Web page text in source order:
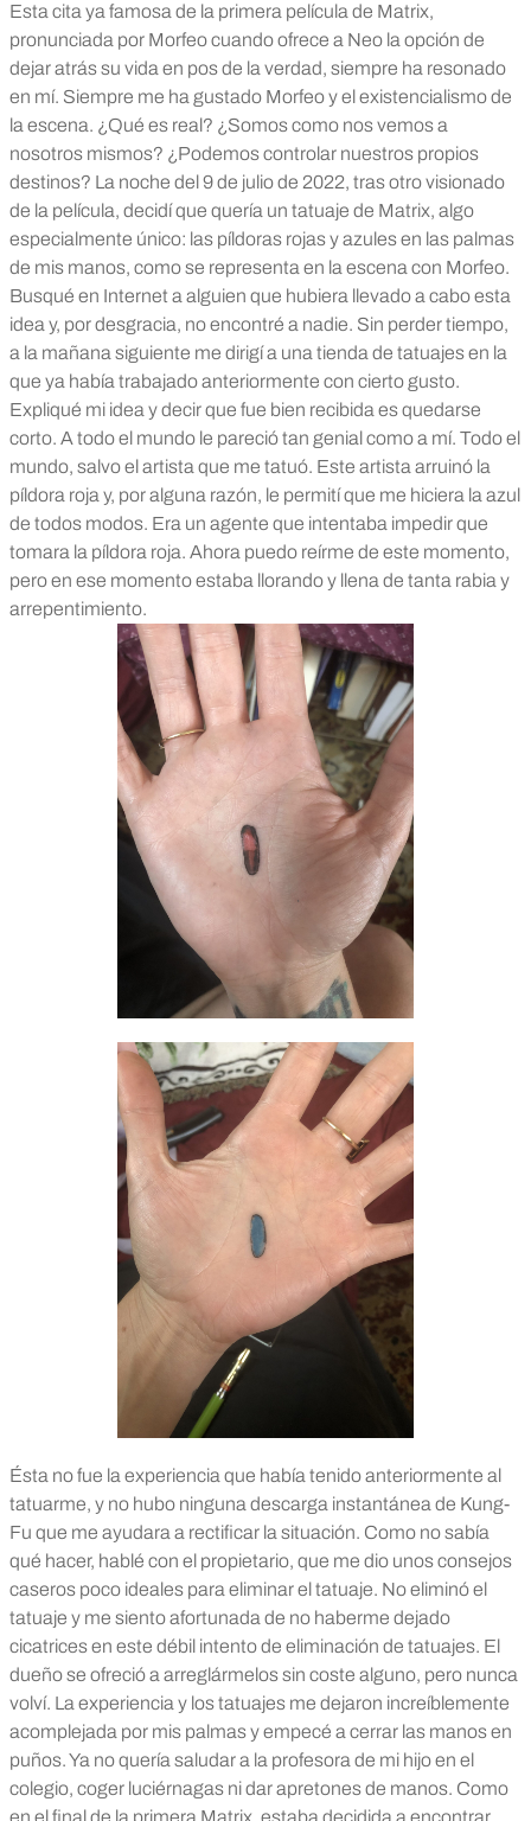
Esta cita ya famosa de la primera película de Matrix,
pronunciada por Morfeo cuando ofrece a Neo la opción de
dejar atrás su vida en pos de la verdad, siempre ha resonado
en mí. Siempre me ha gustado Morfeo y el existencialismo de
la escena. ¿Qué es real? ¿Somos como nos vemos a
nosotros mismos? ¿Podemos controlar nuestros propios
destinos? La noche del 9 de julio de 2022, tras otro visionado
de la película, decidí que quería un tatuaje de Matrix, algo
especialmente único: las píldoras rojas y azules en las palmas
de mis manos, como se representa en la escena con Morfeo.
Busqué en Internet a alguien que hubiera llevado a cabo esta
idea y, por desgracia, no encontré a nadie. Sin perder tiempo,
a la mañana siguiente me dirigí a una tienda de tatuajes en la
que ya había trabajado anteriormente con cierto gusto.
Expliqué mi idea y decir que fue bien recibida es quedarse
corto. A todo el mundo le pareció tan genial como a mí. Todo el
mundo, salvo el artista que me tatuó. Este artista arruinó la
píldora roja y, por alguna razón, le permití que me hiciera la azul
de todos modos. Era un agente que intentaba impedir que
tomara la píldora roja. Ahora puedo reírme de este momento,
pero en ese momento estaba llorando y llena de tanta rabia y
arrepentimiento.
Ésta no fue la experiencia que había tenido anteriormente al
tatuarme, y no hubo ninguna descarga instantánea de Kung-
Fu que me ayudara a rectificar la situación. Como no sabía
qué hacer, hablé con el propietario, que me dio unos consejos
caseros poco ideales para eliminar el tatuaje. No eliminó el
tatuaje y me siento afortunada de no haberme dejado
cicatrices en este débil intento de eliminación de tatuajes. El
dueño se ofreció a arreglármelos sin coste alguno, pero nunca
volví. La experiencia y los tatuajes me dejaron increíblemente
acomplejada por mis palmas y empecé a cerrar las manos en
puños. Ya no quería saludar a la profesora de mi hijo en el
colegio, coger luciérnagas ni dar apretones de manos. Como
en el final de la primera Matrix, estaba decidida a encontrar